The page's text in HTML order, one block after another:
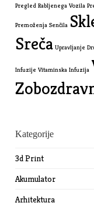
Pregled Rabljenega Vozila
Premoženja Senčila
Sreča Upravljanje
Infuzije Vitaminska Infuzija
Kategorije
3d Print
Akumulator
Arhitektura